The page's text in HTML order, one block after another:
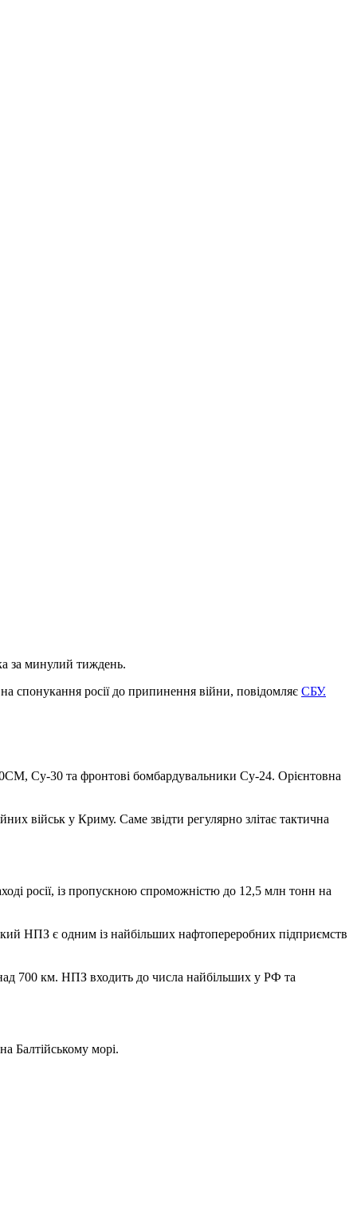
за минулий тиждень.
спонукання росії до припинення війни, повідомляє СБУ.
Су-30 та фронтові бомбардувальники Су-24. Орієнтовна
військ у Криму. Саме звідти регулярно злітає тактична
росії, із пропускною спроможністю до 12,5 млн тонн на
НПЗ є одним із найбільших нафтопереробних підприємств
700 км. НПЗ входить до числа найбільших у РФ та
Балтійському морі.